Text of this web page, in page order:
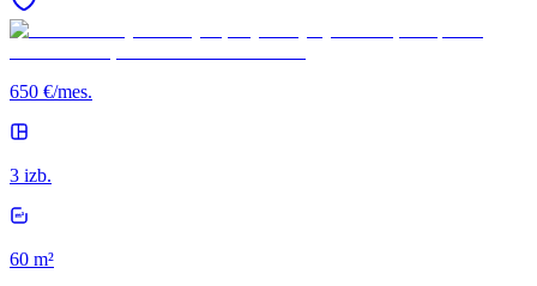
650 €/mes.
3 izb.
60 m²